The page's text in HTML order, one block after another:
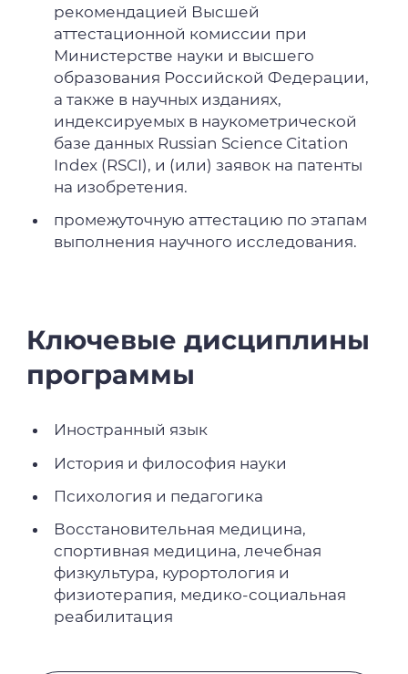
рекомендацией Высшей
аттестационной комиссии при
Министерстве науки и высшего
образования Российской Федерации,
а также в научных изданиях,
индексируемых в наукометрической
базе данных Russian Science Citation
Index (RSCI), и (или) заявок на патенты
на изобретения.
промежуточную аттестацию по этапам
выполнения научного исследования.
Ключевые дисциплины
программы
Иностранный язык
История и философия науки
Психология и педагогика
Восстановительная медицина,
спортивная медицина, лечебная
физкультура, курортология и
физиотерапия, медико-социальная
реабилитация